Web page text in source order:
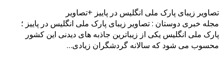
تصاویر زیبای پارک ملی انگلیس در پاییز +تصاویر
مجله خبری دوستان : تصاویر زیبای پارک ملی انگلیس در پاییز ؛
پارک ملی انگلیس یکی از زیباترین جاذبه های دیدنی این کشور
محسوب می شود که سالانه گردشگران زیادی…